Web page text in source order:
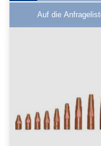
Auf die